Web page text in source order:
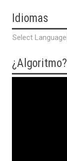
Idiomas
Select Language
¿Algoritmo?